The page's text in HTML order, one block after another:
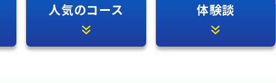
人気のコース 体験談